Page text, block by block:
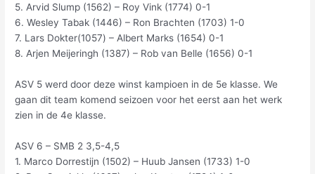
5. Arvid Slump (1562) – Roy Vink (1774) 0-1
6. Wesley Tabak (1446) – Ron Brachten (1703) 1-0
7. Lars Dokter(1057) – Albert Marks (1654) 0-1
8. Arjen Meijeringh (1387) – Rob van Belle (1656) 0-1
ASV 5 werd door deze winst kampioen in de 5e klasse. We
gaan dit team komend seizoen voor het eerst aan het werk
zien in de 4e klasse.
ASV 6 – SMB 2 3,5-4,5
1. Marco Dorrestijn (1502) – Huub Jansen (1733) 1-0